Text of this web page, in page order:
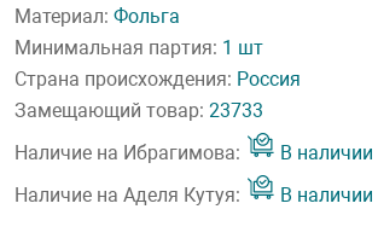
Материал: Фольга
Минимальная партия: 1 шт
Страна происхождения: Россия
Замещающий товар: 23733
Наличие на Ибрагимова:
В наличии
Наличие на Аделя Кутуя:
В наличии